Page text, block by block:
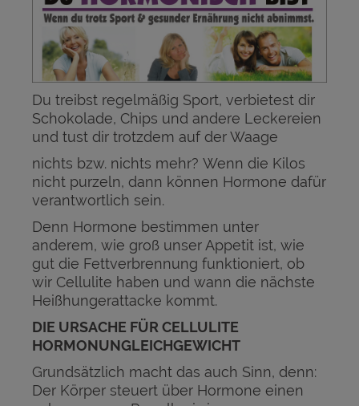
Du treibst regelmäßig Sport, verbietest dir
Schokolade, Chips und andere Leckereien
und tust dir trotzdem auf der Waage
nichts bzw. nichts mehr? Wenn die Kilos
nicht purzeln, dann können Hormone dafür
verantwortlich sein.
Denn Hormone bestimmen unter
anderem, wie groß unser Appetit ist, wie
gut die Fettverbrennung funktioniert, ob
wir Cellulite haben und wann die nächste
Heißhungerattacke kommt.
DIE URSACHE FÜR CELLULITE
HORMONUNGLEICHGEWICHT
Grundsätzlich macht das auch Sinn, denn:
Der Körper steuert über Hormone einen